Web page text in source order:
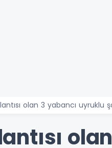
olan 3 yabancı uyruklu